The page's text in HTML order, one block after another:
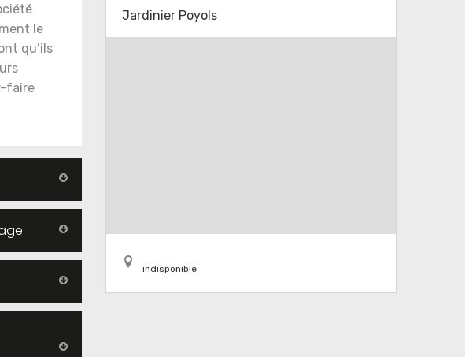
le
qu’ils
faire
Jardinier Poyols
indisponible